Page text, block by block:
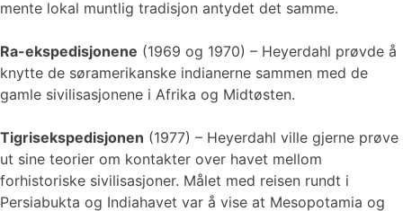
mente lokal muntlig tradisjon antydet det samme.
Ra-ekspedisjonene (1969 og 1970) – Heyerdahl prøvde å
knytte de søramerikanske indianerne sammen med de
gamle sivilisasjonene i Afrika og Midtøsten.
Tigrisekspedisjonen (1977) – Heyerdahl ville gjerne prøve
ut sine teorier om kontakter over havet mellom
forhistoriske sivilisasjoner. Målet med reisen rundt i
Persiabukta og Indiahavet var å vise at Mesopotamia og